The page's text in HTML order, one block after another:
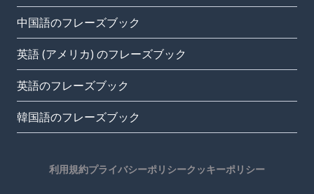
中国語のフレーズブック
英語 (アメリカ) のフレーズブック
英語のフレーズブック
韓国語のフレーズブック
利用規約プライバシーポリシークッキーポリシー